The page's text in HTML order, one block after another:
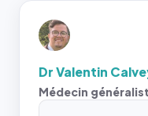
Dr Valentin
Médecin